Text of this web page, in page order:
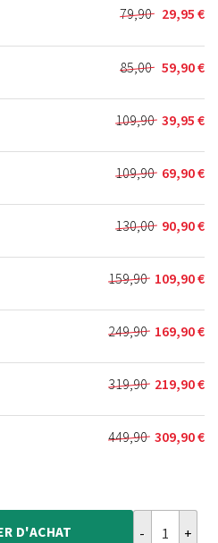
79,90
Le
prix
initial
était :
79,90 €.
29,95 €
Le
prix
actuel
est :
29,95 €.
85,00
Le
prix
initial
était :
85,00 €.
59,90€
Le
prix
actuel
est :
59,90 €.
109,90
Le
prix
initial
était :
109,90 €.
39,95 €
Le
prix
actuel
est :
39,95 €.
109,90
Le
prix
initial
était :
109,90 €.
69,90€
Le
prix
actuel
est :
69,90 €.
130,00
Le
prix
initial
était :
130,00 €.
90,90€
Le
prix
actuel
est :
90,90 €.
159,90
Le
prix
initial
était :
159,90 €.
109,90€
Le
prix
actuel
est :
109,90 €.
249,90
Le
prix
initial
était :
249,90 €.
169,90€
Le
prix
actuel
est :
169,90 €.
319,90
Le
prix
initial
était :
219,90€
Le
prix
actuel
est :
449,90
Le
449,90 €.
309,90€
Le
309,90 €.
D'ACHAT